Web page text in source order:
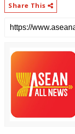
Share This